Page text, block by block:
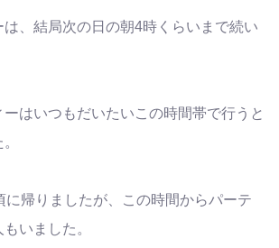
、結局次の日の朝4時くらいまで続い
ーはいつもだいたいこの時間帯で行うと
に帰りましたが、この時間からパーテ
いました。